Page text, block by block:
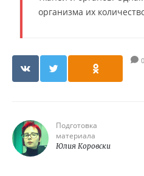
организма их
0
Подготовка
материала
Юлия Коровски